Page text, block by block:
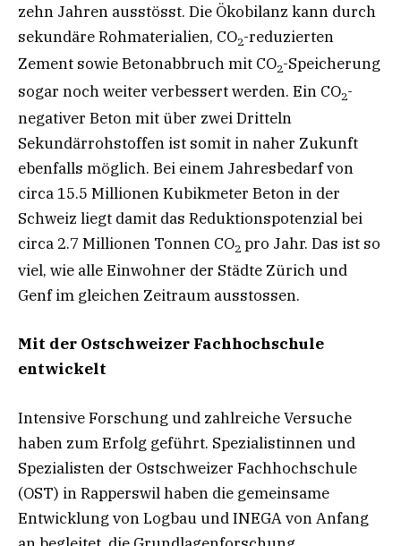
zehn Jahren ausstösst. Die Ökobilanz kann durch
sekundäre Rohmaterialien, CO2-reduzierten
Zement sowie Betonabbruch mit CO2-Speicherung
sogar noch weiter verbessert werden. Ein CO2-
negativer Beton mit über zwei Dritteln
Sekundärrohstoffen ist somit in naher Zukunft
ebenfalls möglich. Bei einem Jahresbedarf von
circa 15.5 Millionen Kubikmeter Beton in der
Schweiz liegt damit das Reduktionspotenzial bei
circa 2.7 Millionen Tonnen CO2 pro Jahr. Das ist so
viel, wie alle Einwohner der Städte Zürich und
Genf im gleichen Zeitraum ausstossen.
Mit der Ostschweizer Fachhochschule
entwickelt
Intensive Forschung und zahlreiche Versuche
haben zum Erfolg geführt. Spezialistinnen und
Spezialisten der Ostschweizer Fachhochschule
(OST) in Rapperswil haben die gemeinsame
Entwicklung von Logbau und INEGA von Anfang